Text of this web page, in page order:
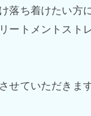
落ち着けたい方に
ートメントスト
せていただきま